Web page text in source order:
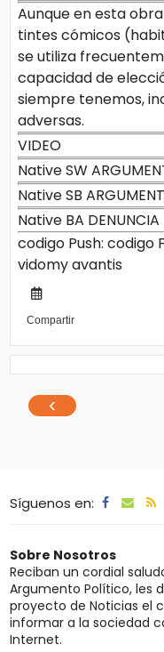
Aunque en esta
tintes cómicos
se utiliza
capacidad de
siempre tenemos,
adversas.
VIDEO
Native SW
Native SB
Native BA DENUNCIA
codigo Push:codigo
vidomyavantis
Compartir
‹
Síguenos en:
Sobre Nosotros
Reciban un cordial
Argumento Político, les
proyecto de Noticias el
informar a la sociedad
Internet.